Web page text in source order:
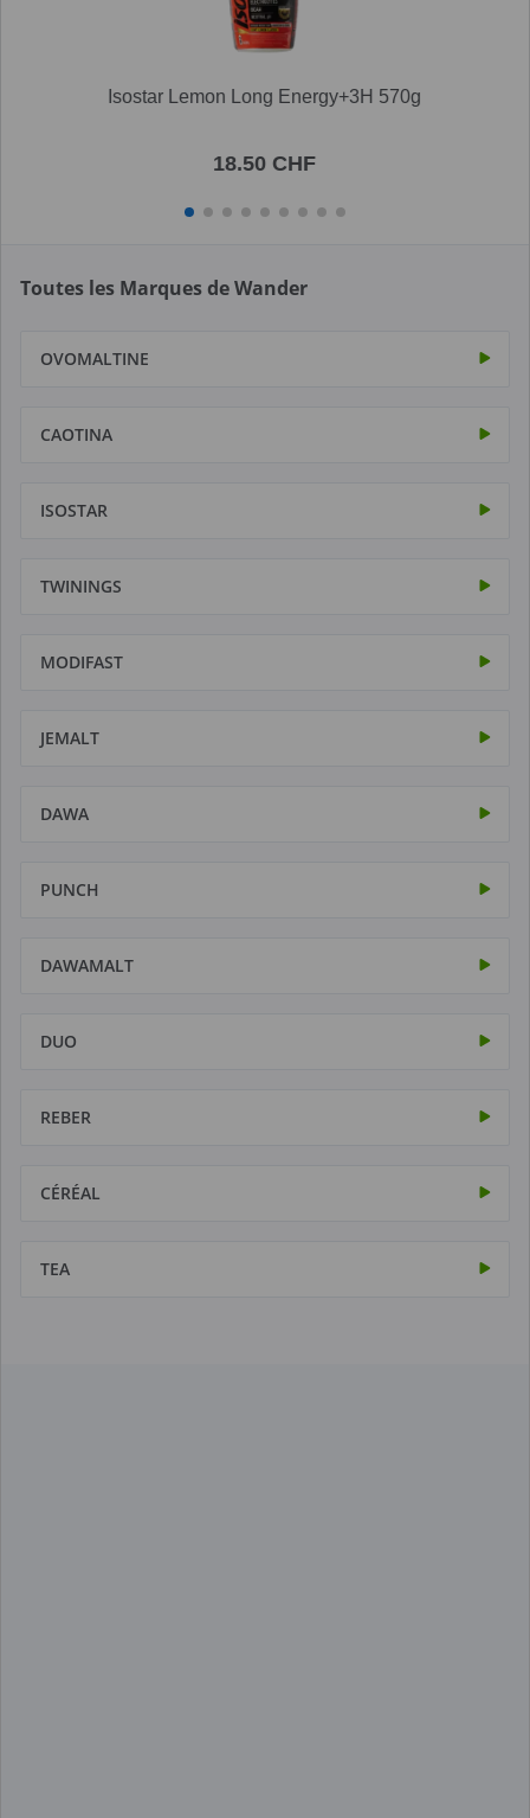
Isostar Lemon Long Energy+3H 570g
18.50 CHF
Toutes les Marques de Wander
OVOMALTINE
CAOTINA
ISOSTAR
TWININGS
MODIFAST
JEMALT
DAWA
PUNCH
DAWAMALT
DUO
REBER
CÉRÉAL
TEA